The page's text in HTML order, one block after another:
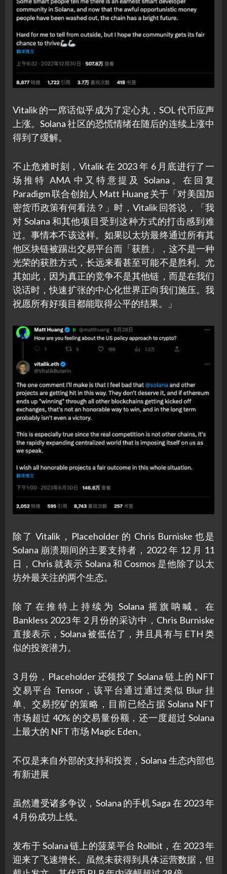
Vitalik 的一席话似乎成为了定心丸，SOL 代币应声
上涨。Solana 社区的恐慌情绪在随后的连续上涨中
得到了缓解。
不止危难时刻，Vitalik 在 2023 年 6 月底进行了一
场推特 AMA 中又特意提及 Solana。在回复
Paradigm 联合创始人 Matt Huang 关于「对美国加
密货币政策有何看法？」时，Vitalik 回答说，「我
对 Solana 和其他项目受到这种方式的打击感到难
过。事情本不该这样。如果以太坊最终通过所有其
他区块链被踢出交易平台而「获胜」，这不是一种
光荣的获胜方式，长远来看甚至可能不是胜利。尤
其如此，因为真正的竞争不是其他链，而是在我们
说话时，快速扩张的中心化世界正向我们施压。我
祝愿所有好项目都能取得公平的结果。」
除了 Vitalik，Placeholder 的 Chris Burniske 也是
Solana 崩溃期间的主要支持者，2022 年 12 月 11
日，Chris 就表示 Solana 和 Cosmos 是他除了以太
坊外最关注的两个生态。
除了在推特上持续为 Solana 摇旗呐喊。在
Bankless 2023 年 2 月份的采访中，Chris Burniske
直接表示，Solana 被低估了，并且具有与 ETH 类
似的投资潜力。
3 月份，Placeholder 还领投了 Solana 链上的 NFT
交易平台 Tensor，该平台通过通过类似 Blur 挂
单、交易挖矿的策略，目前已经占据 Solana NFT
市场超过 40% 的交易量份额，还一度超过 Solana
上最大的 NFT 市场 Magic Eden。
不仅是来自外部的支持和投资，Solana 生态内部也
有新进展
虽然遭受诸多争议，Solana 的手机 Saga 在 2023 年
4 月份成功上线。
发布于 Solana 链上的菠菜平台 Rollbit，在 2023 年
迎来了飞速增长。虽然未获得到具体运营数据，但